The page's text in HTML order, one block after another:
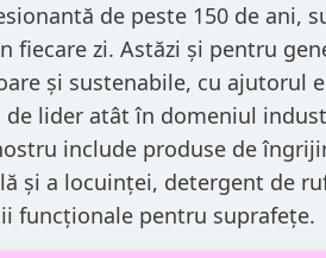
de peste 150 de ani,
zi. Astăzi și pentru
și sustenabile, cu ajutorul
lider atât în domeniul
include produse de
și a locuinței, detergent de
funcționale pentru suprafețe.